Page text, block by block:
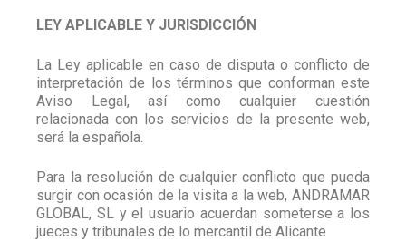
LEY APLICABLE Y JURISDICCIÓN
La Ley aplicable en caso de disputa o conflicto de
interpretación de los términos que conforman este
Aviso Legal, así como cualquier cuestión
relacionada con los servicios de la presente web,
será la española.
Para la resolución de cualquier conflicto que pueda
surgir con ocasión de la visita a la web, ANDRAMAR
GLOBAL, SL y el usuario acuerdan someterse a los
jueces y tribunales de lo mercantil de Alicante